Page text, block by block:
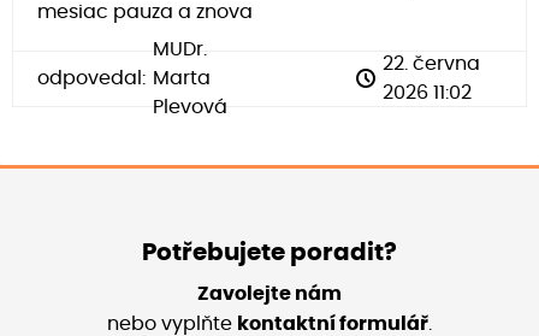
mesiac pauza a znova
odpovedal:
MUDr.
Marta
Plevová
22. června
2026 11:02
Potřebujete poradit?
Zavolejte nám
nebo vyplňte kontaktní formulář